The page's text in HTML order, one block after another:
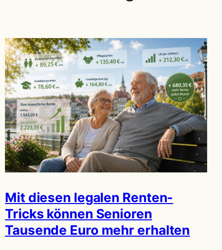
Mit diesen legalen Renten-
Tricks können Senioren
Tausende Euro mehr erhalten